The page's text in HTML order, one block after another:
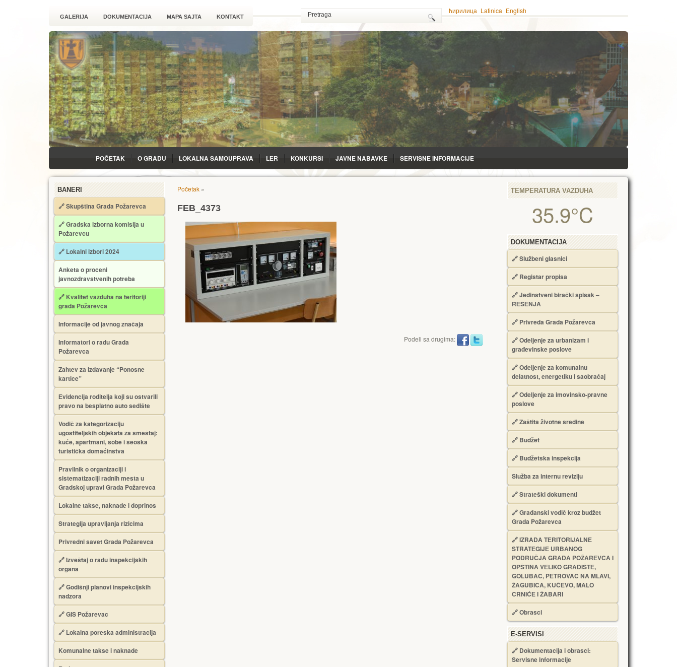
GALERIJA DOKUMENTACIJA MAPA SAJTA KONTAKT
ћирилица Latinica English
POČETAK O GRADU LOKALNA SAMOUPRAVA LЕR KONKURSI JAVNE NABAVKE SERVISNE INFORMACIJE
BANERI
🔗 Skupština Grada Požarevca
🔗Gradska izborna komisija u
Požarevcu
🔗 Lokalni izbori 2024
Anketa o proceni
javnozdravstvenih potreba
🔗 Kvalitet vazduha na teritoriji
grada Požarevca
Informacije od javnog značaja
Informatori o radu Grada
Požarevca
Zahtev za izdavanje “Ponosne
kartice”
Еvidencija roditelja koji su ostvarili
pravo na besplatno auto sedište
Vodič za kategorizaciju
ugostiteljskih objekata za smeštaj:
kuće, apartmani, sobe i seoska
turistička domaćinstva
Pravilnik o organizaciji i
sistematizaciji radnih mesta u
Gradskoj upravi Grada Požarevca
Lokalne takse, naknade i doprinos
Strategija upravljanja rizicima
Privredni savet Grada Požarevca
🔗Izveštaj o radu inspekcijskih
organa
🔗Godišnji planovi inspekcijskih
nadzora
🔗 GIS Požarevac
🔗 Lokalna poreska administracija
Komunalne takse i naknade
Početak »
FEB_4373
Podeli sa drugima:
TEMPERATURA VAZDUHA
35.9°C
DOKUMENTACIJA
🔗Službeni glasnici
🔗 Registar propisa
🔗Jedinstveni birački spisak –
RЕŠЕNJA
🔗 Privreda Grada Požarevca
🔗Odeljenje za urbanizam i
građevinske poslove
🔗Odeljenje za komunalnu
delatnost, energetiku i saobraćaj
🔗Odeljenje za imovinsko-pravne
poslove
🔗Zaštita životne sredine
🔗 Budžet
🔗 Budžetska inspekcija
Služba za internu reviziju
🔗Strateški dokumenti
🔗Građanski vodič kroz budžet
Grada Požarevca
🔗IZRADA TЕRITORIJALNЕ
STRATЕGIJЕ URBANOG
PODRUČJA GRADA POŽARЕVCA I
OPŠTINA VЕLIKO GRADIŠTЕ,
GOLUBAC, PЕTROVAC NA MLAVI,
ŽAGUBICA, KUČЕVO, MALO
CRNIĆЕ I ŽABARI
🔗Obrasci
Е-SERVISI
🔗 Dokumentacija i obrasci:
Servisne informacije